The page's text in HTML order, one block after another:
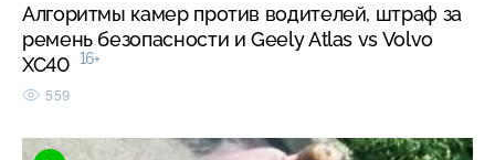
Алгоритмы камер против водителей, штраф за
ремень безопасности и Geely Atlas vs Volvo
XC40 16+
559